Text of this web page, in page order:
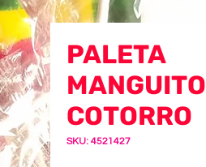
PALETA
MANGUITO
COTORRO
SKU: 4521427